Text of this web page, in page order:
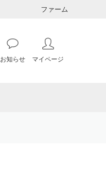
ファーム
お知らせ マイページ